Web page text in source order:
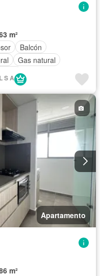
m²
Balcón
Gas natural
S A
Apartamento
m²